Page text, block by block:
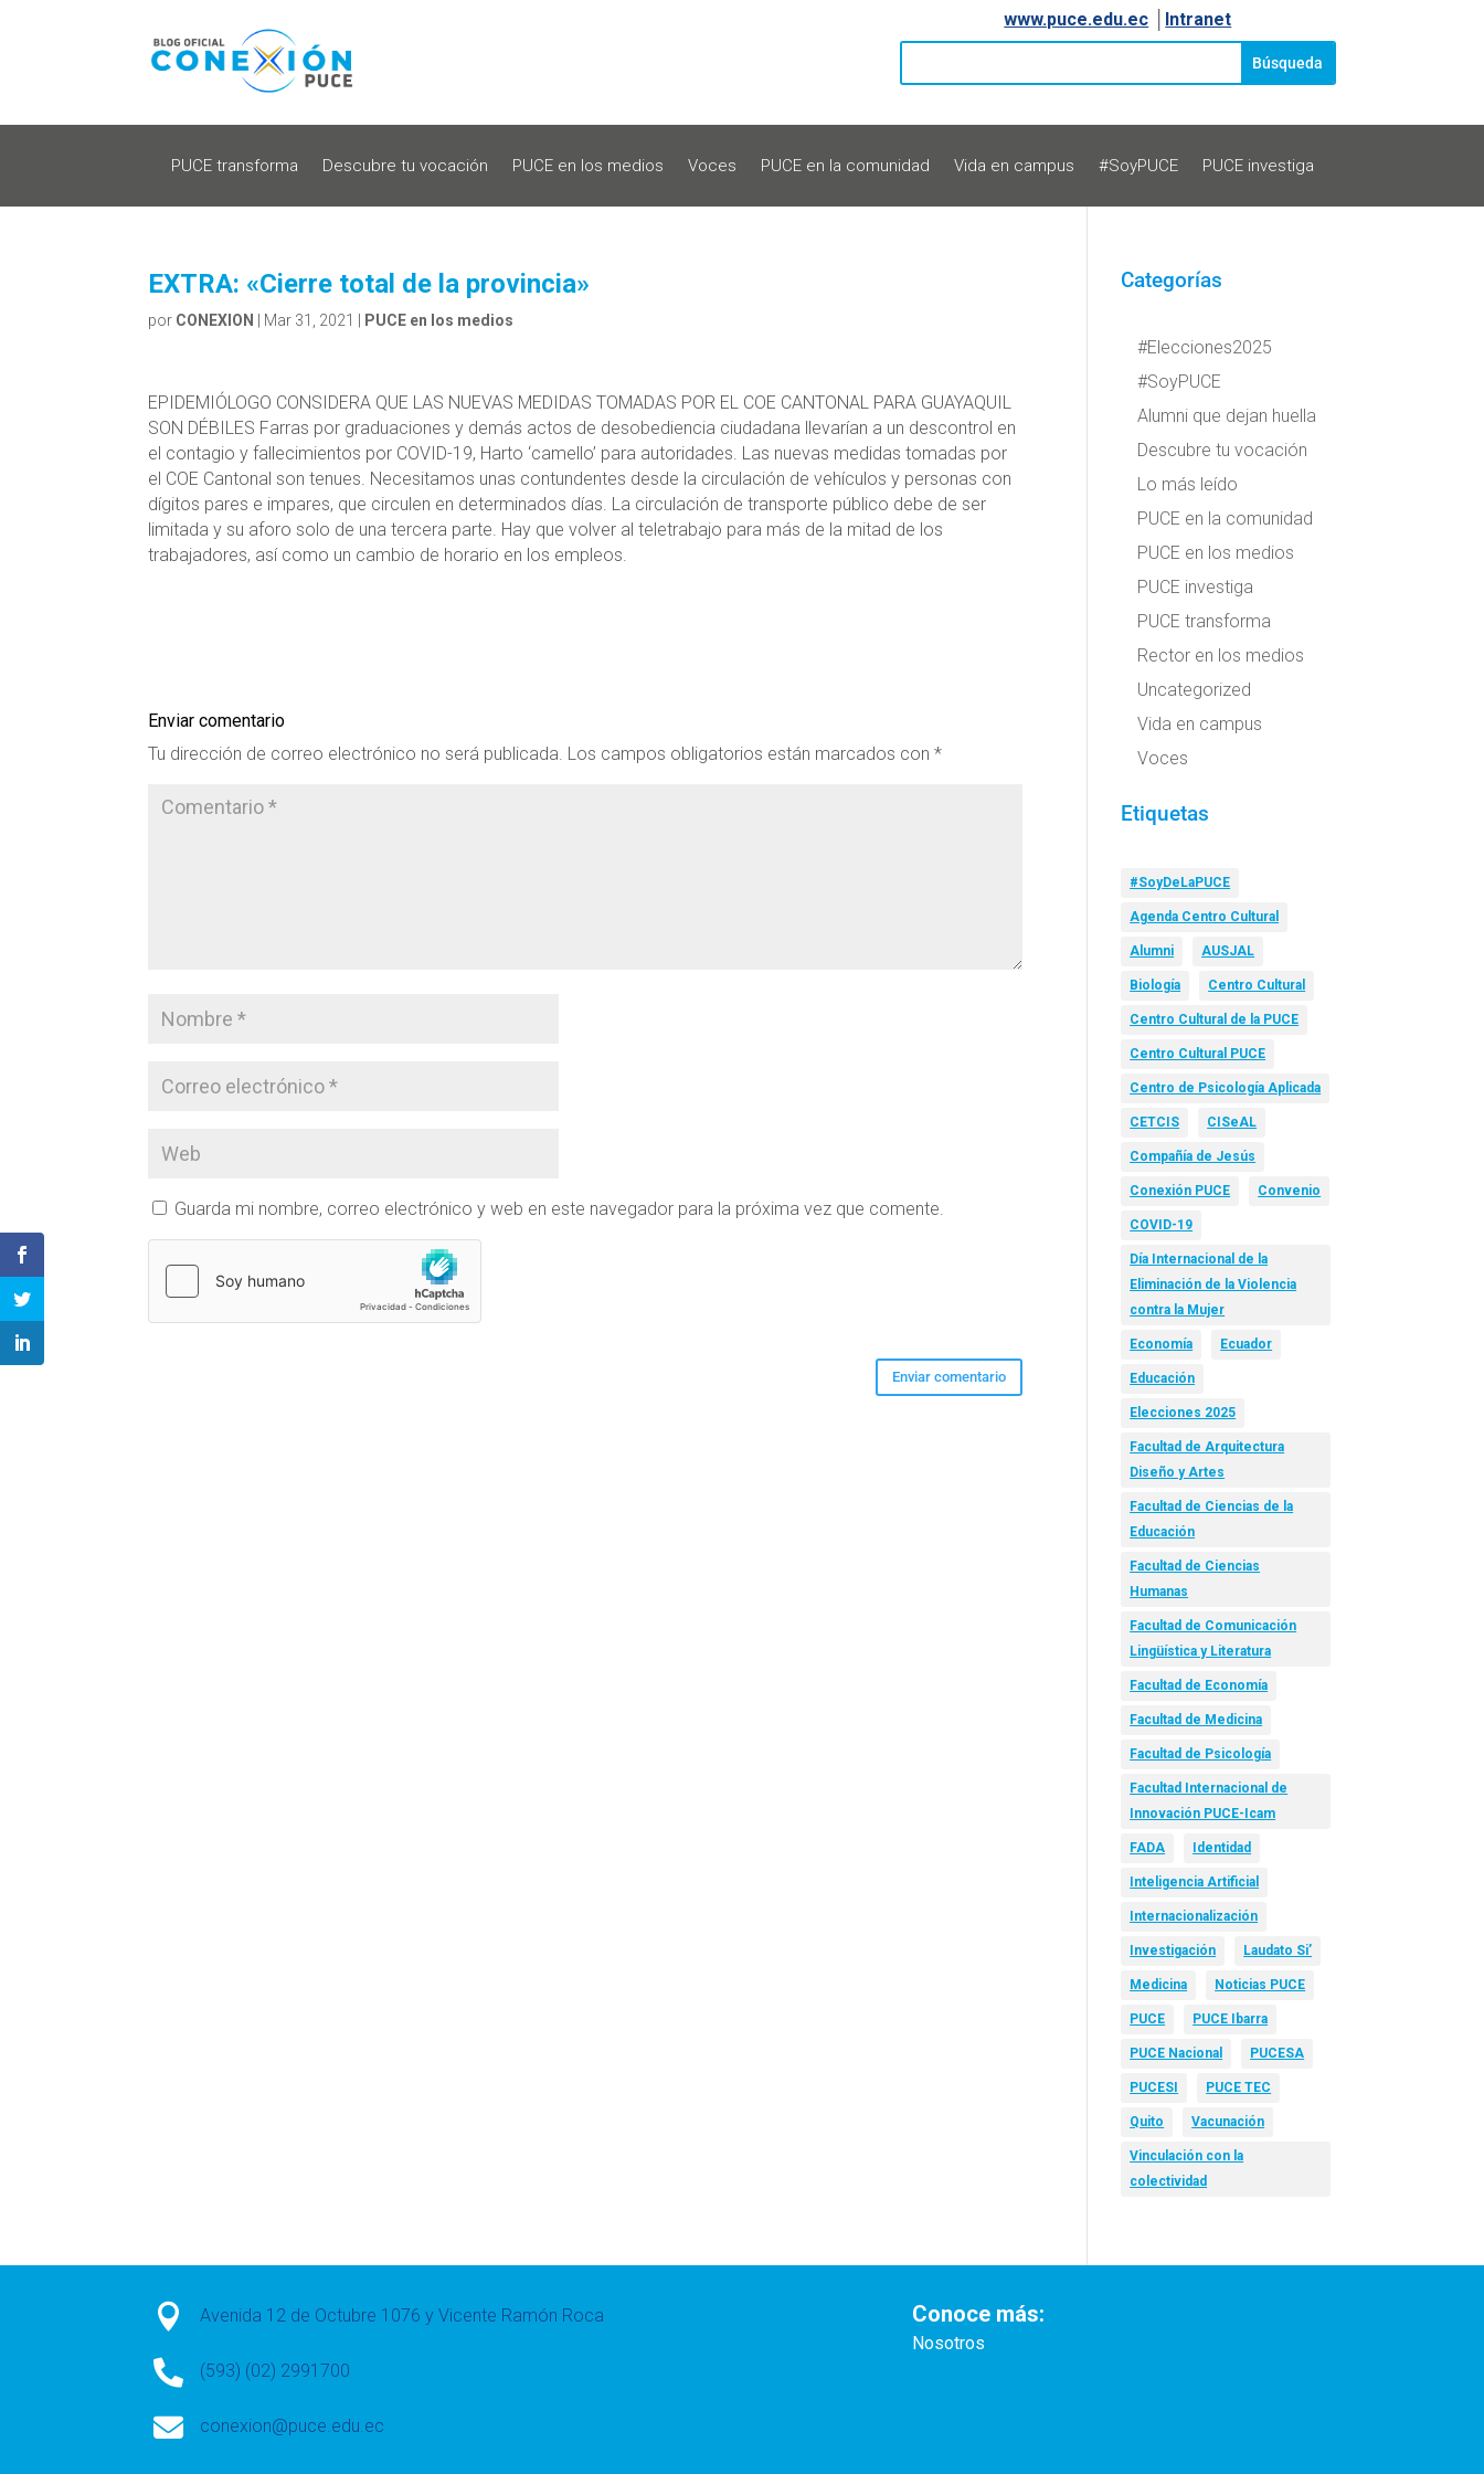
www.puce.edu.ec Intranet
PUCE transforma Descubre tu vocación PUCE en los medios Voces PUCE en la comunidad Vida en campus #SoyPUCE PUCE investiga
EXTRA: «Cierre total de la provincia»
por CONEXION Mar 31, 2021 PUCE en los medios
EPIDEMIÓLOGO CONSIDERA QUE LAS NUEVAS MEDIDAS TOMADAS POR EL COE CANTONAL PARA GUAYAQUIL
SON DÉBILES Farras por graduaciones y demás actos de desobediencia ciudadana llevarían a un descontrol en
el contagio y fallecimientos por COVID-19, Harto ‘camello’ para autoridades. Las nuevas medidas tomadas por
el COE Cantonal son tenues. Necesitamos unas contundentes desde la circulación de vehículos y personas con
dígitos pares e impares, que circulen en determinados días. La circulación de transporte público debe de ser
limitada y su aforo solo de una tercera parte. Hay que volver al teletrabajo para más de la mitad de los
trabajadores, así como un cambio de horario en los empleos.
Enviar comentario
Tu dirección de correo electrónico no será publicada. Los campos obligatorios están marcados con*
Guarda mi nombre, correo electrónico y web en este navegador para la próxima vez que comente.
Categorías
#Elecciones2025
#SoyPUCE
Alumni que dejan huella
Descubre tu vocación
Lo más leído
PUCE en la comunidad
PUCE en los medios
PUCE investiga
PUCE transforma
Rector en los medios
Uncategorized
Vida en campus
Voces
Etiquetas
#SoyDeLaPUCE
Agenda Centro Cultural
Alumni AUSJAL
Biología Centro Cultural
Centro Cultural de la PUCE
Centro Cultural PUCE
Centro de Psicología Aplicada
CETCIS CISeAL
Compañía de Jesús
Conexión PUCE Convenio
COVID-19
Día Internacional de la
Eliminación de la Violencia
contra la Mujer
Economía Ecuador
Educación
Elecciones 2025
Facultad de Arquitectura
Diseño y Artes
Facultad de Ciencias de la
Educación
Facultad de Ciencias
Humanas
Facultad de Comunicación
Lingüística y Literatura
Facultad de Economía
Facultad de Medicina
Facultad de Psicología
Facultad Internacional de
Innovación PUCE-Icam
FADA Identidad
Inteligencia Artificial
Internacionalización
Investigación Laudato Si’
Medicina Noticias PUCE
PUCE PUCE Ibarra
PUCE Nacional PUCESA
PUCESI PUCE TEC
Quito Vacunación
Vinculación con la
colectividad
 Avenida 12 de Octubre 1076 y Vicente Ramón Roca
 (593) (02) 2991700
 conexion@puce.edu.ec
Conoce más:
Nosotros